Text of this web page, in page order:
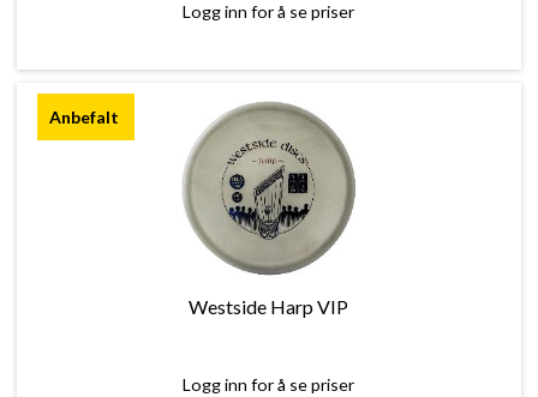
Logg inn for å se priser
Westside Harp VIP
Logg inn for å se priser